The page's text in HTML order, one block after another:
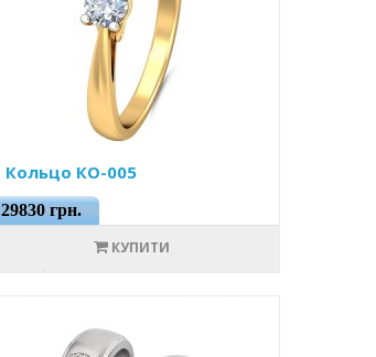
Кольцо КО-005
29830 грн.
КУПИТИ